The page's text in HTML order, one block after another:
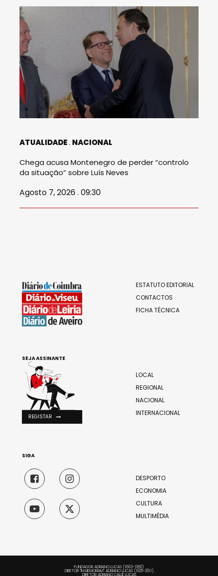
ATUALIDADE NACIONAL
Chega acusa Montenegro de perder “controlo
da situação” sobre Luís Neves
Agosto 7, 2026 . 09:30
ESTATUTO EDITORIAL
CONTACTOS
FICHA TÉCNICA
LOCAL
REGIONAL
NACIONAL
INTERNACIONAL
DESPORTO
ECONOMIA
CULTURA
MULTIMÉDIA
SEJA ASSINANTE
REGISTAR
SIGA
FUNDADOR: ADRIANO LUCAS (1883-1950)
DIRETOR "IN MEMORIAM": ADRIANO LUCAS (1925-2011)
DIRETOR: ADRIANO CALLÉ LUCAS